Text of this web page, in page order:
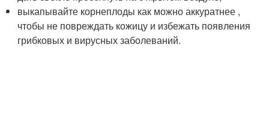
выкапывайте корнеплоды как можно аккуратнее ,
чтобы не повреждать кожицу и избежать появления
грибковых и вирусных заболеваний.